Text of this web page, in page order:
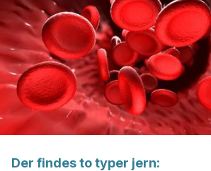
Der findes to typer jern: